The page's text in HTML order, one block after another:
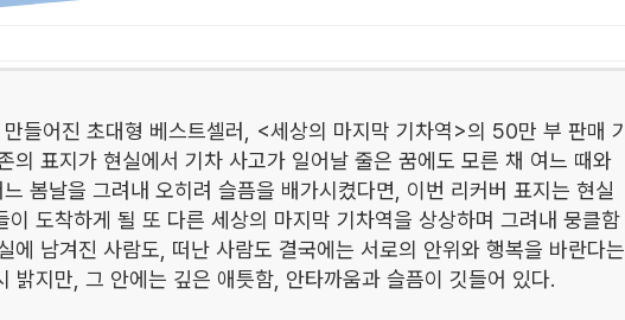
들어진 초대형 베스트셀러, <세상의 마지막 기차역>의 50만 부 판매 기
의 표지가 현실에서 기차 사고가 일어날 줄은 꿈에도 모른 채 여느 때와
봄날을 그려내 오히려 슬픔을 배가시켰다면, 이번 리커버 표지는 현실
이 도착하게 될 또 다른 세상의 마지막 기차역을 상상하며 그려내 뭉클함
에 남겨진 사람도, 떠난 사람도 결국에는 서로의 안위와 행복을 바란다는
밝지만, 그 안에는 깊은 애틋함, 안타까움과 슬픔이 깃들어 있다.